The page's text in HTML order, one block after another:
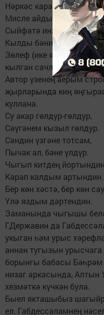
Нәркәс кара күзләрең.
Мисле айдыр кашларың,
Сыйфатә инжү дешләрең.
Кылды бәни шуридә
Зөлеф (ике якка аерылган)
кылган сачләрең.
Автор үзенең аерым
җырларында киң
куллана.
Су акар гөлдур-гөлдур,
Сәүгәнем кызыл гөлдур.
Сәндин үзгәне тотсам,
Пычак ал, бәне үлдүр.
Чыгып китдең
Карап калдым артындин.
Бер көн хәстә, бер көн
Үлә яздым дәртендин.
Заманында чыгышы
Г.Державин да
укыган һәм урыс
аннан тугызын
борынгы бабасы Бәһрәм
низаг аркасында, Алтын
хезмәткә күчкән була.
Быел якташыбыз
ел. Габдессәламнең